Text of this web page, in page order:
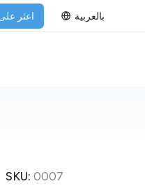
اعثر بالعربية
SKU: 0007